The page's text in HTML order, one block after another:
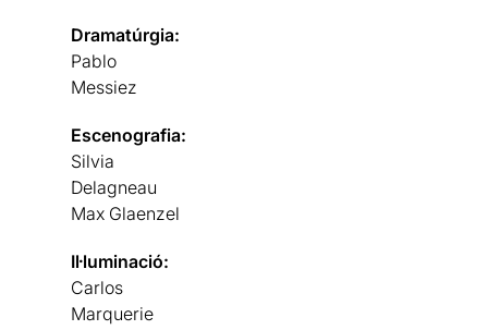
Dramatúrgia:
Pablo
Messiez
Escenografia:
Silvia
Delagneau
Max Glaenzel
Il·luminació:
Carlos
Marquerie